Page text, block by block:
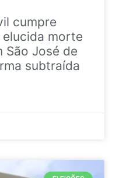
cumpre
morte
São José de
subtraída